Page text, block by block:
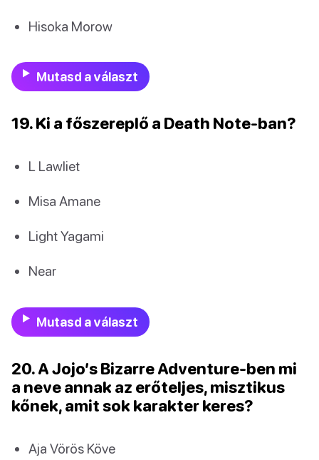
Hisoka Morow
Mutasd a választ
19. Ki a főszereplő a Death Note-ban?
L Lawliet
Misa Amane
Light Yagami
Near
Mutasd a választ
20. A Jojo’s Bizarre Adventure-ben mi
a neve annak az erőteljes, misztikus
kőnek, amit sok karakter keres?
Aja Vörös Köve